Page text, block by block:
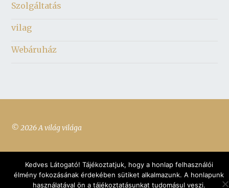
Szolgáltatás
vilag
Webáruház
© 2026 A világ világa
Kedves Látogató! Tájékoztatjuk, hogy a honlap felhasználói
élmény fokozásának érdekében sütiket alkalmazunk. A honlapunk
használatával ön a tájékoztatásunkat tudomásul veszi.